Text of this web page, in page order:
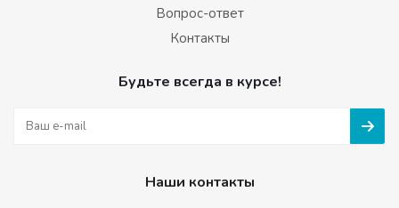
Вопрос-ответ
Контакты
Будьте всегда в курсе!
Наши контакты